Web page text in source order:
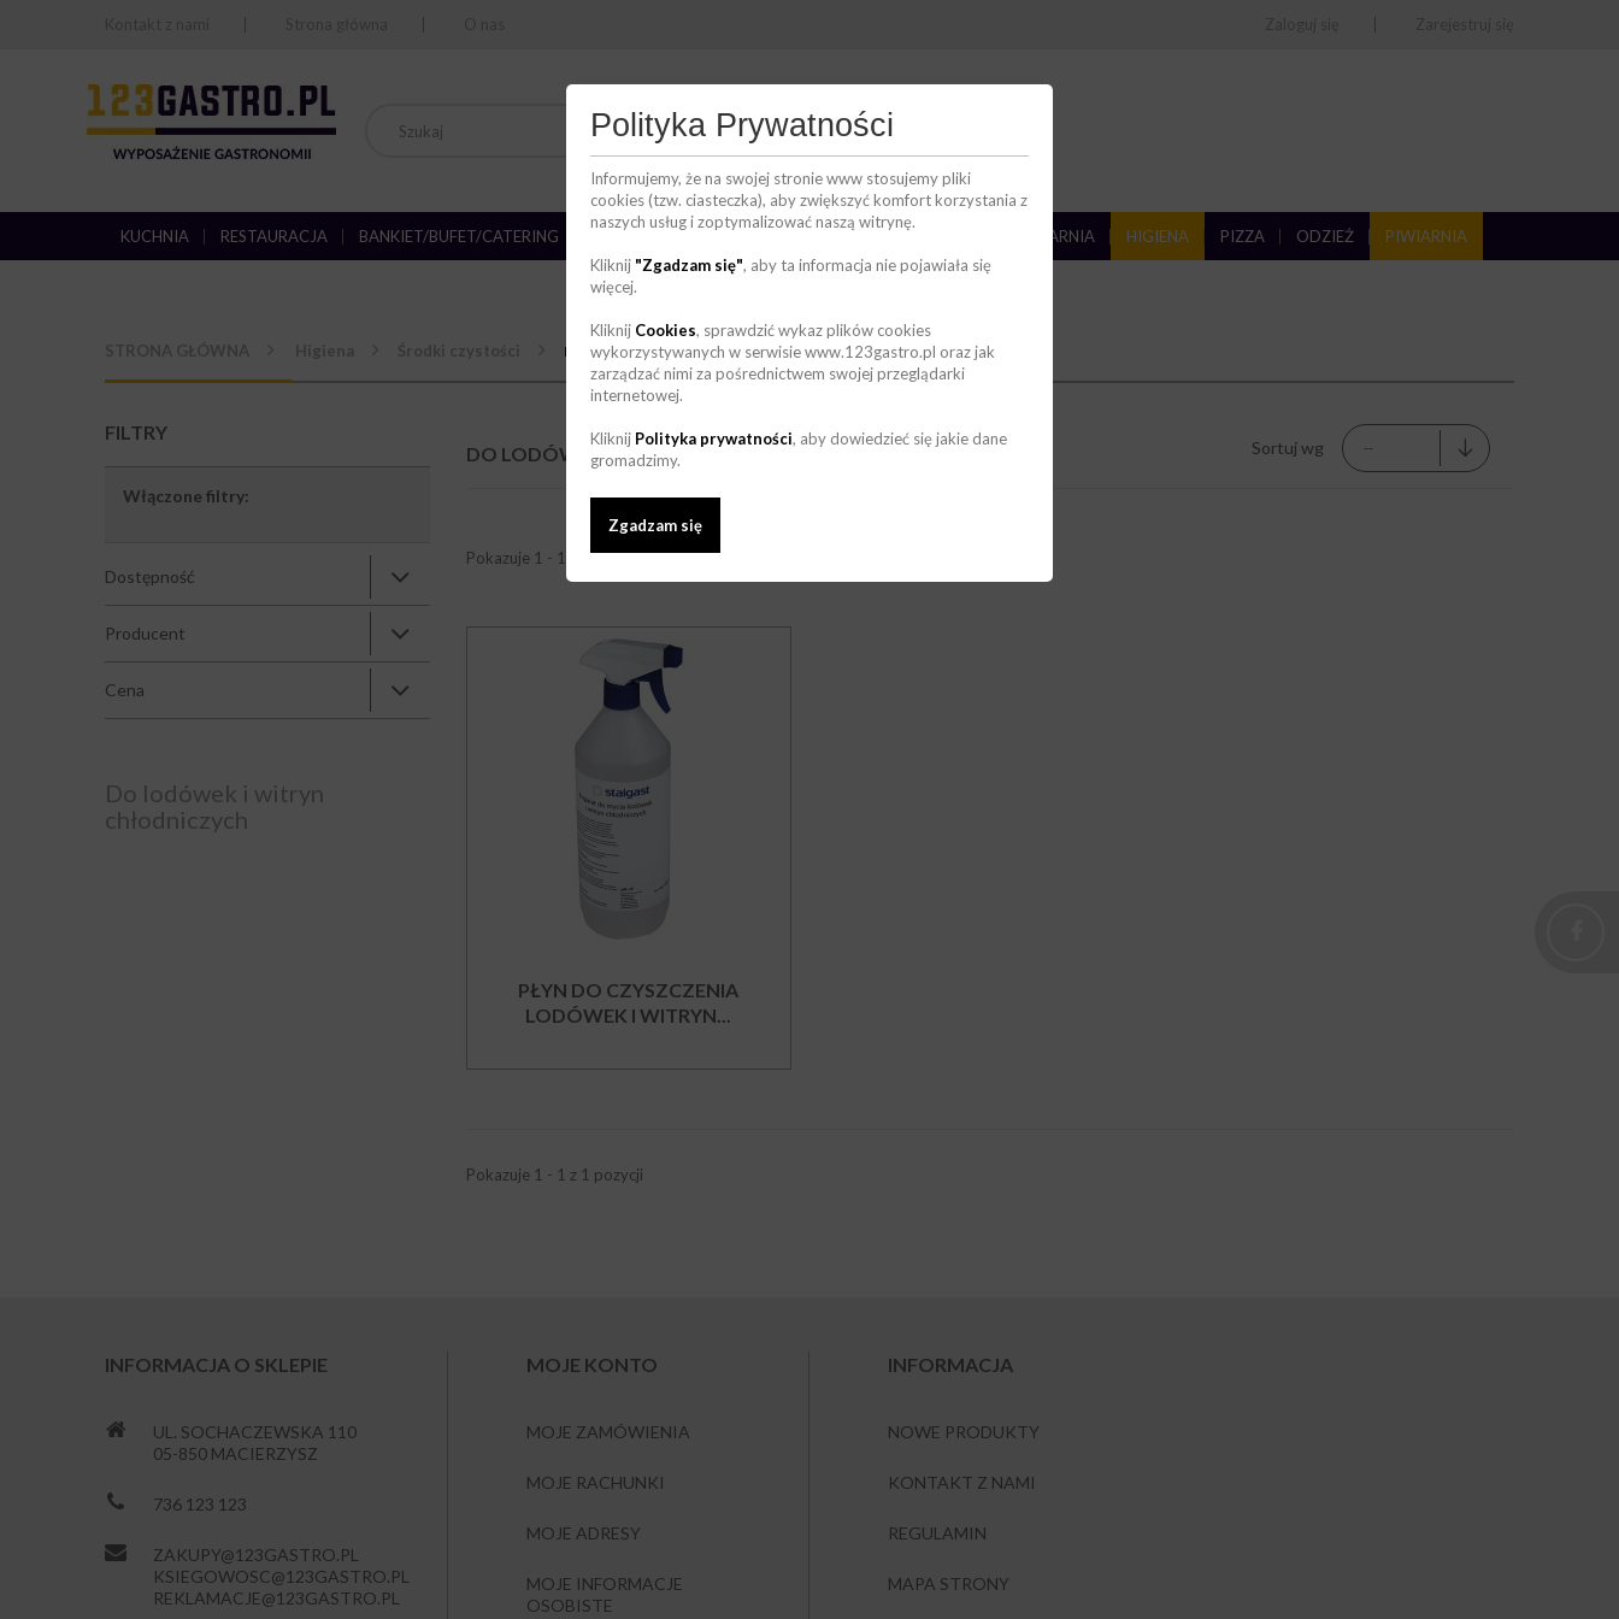
Polityka Prywatności
Informujemy, że na swojej stronie www stosujemy pliki
cookies (tzw. ciasteczka), aby zwiększyć komfort korzystania z
naszych usług i zoptymalizować naszą witrynę.
Kliknij "Zgadzam się", aby ta informacja nie pojawiała się
więcej.
Kliknij Cookies, sprawdzić wykaz plików cookies
wykorzystywanych w serwisie www.123gastro.pl oraz jak
zarządzać nimi za pośrednictwem swojej przeglądarki
internetowej.
Kliknij Polityka prywatności, aby dowiedzieć się jakie dane
gromadzimy.
Zgadzam się
736 123 123
zakupy@123gastro.pl
KUCHNIA RESTAURACJA BANKIET/BUFET/CATERING ZMYWALNIA CHŁODNICTWO CUKIERNIA/PIEKARNIA HIGIENA PIZZA ODZIEŻ PIWIARNIA
Do lodówek i witryn chłodniczych
FILTRY
Włączone filtry:
Dostępność
Producent
Cena
Do lodówek i witryn
chłodniczych
DO LODÓWEK I WITRYN CHŁODNICZYCH Sortuj wg --
Pokazuje 1 - 1 z 1 pozycji
PŁYN DO CZYSZCZENIA
LODÓWEK I WITRYN...
Pokazuje 1 - 1 z 1 pozycji
INFORMACJA O SKLEPIE
UL. SOCHACZEWSKA 110
05-850 MACIERZYSZ
736 123 123
ZAKUPY@123GASTRO.PL
KSIEGOWOSC@123GASTRO.PL
REKLAMACJE@123GASTRO.PL
MOJE KONTO
MOJE ZAMÓWIENIA
MOJE RACHUNKI
MOJE ADRESY
MOJE INFORMACJE
OSOBISTE
INFORMACJA
NOWE PRODUKTY
KONTAKT Z NAMI
REGULAMIN
MAPA STRONY